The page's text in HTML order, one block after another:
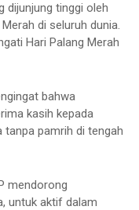
dijunjung tinggi oleh
di seluruh dunia.
Hari Palang Merah
bahwa
kasih kepada
tanpa pamrih di tengah
mendorong
untuk aktif dalam